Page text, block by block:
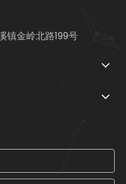
镇金岭北路199号